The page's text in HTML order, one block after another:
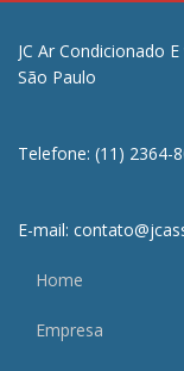
JC Ar Condicionado
São Paulo
Telefone: (11) 2364-
E-mail:
Home
Empresa